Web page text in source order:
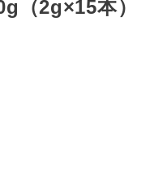
（2g×15本）